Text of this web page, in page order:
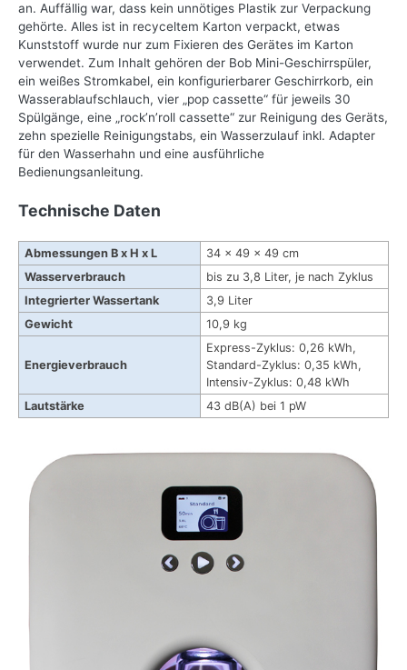
an. Auffällig war, dass kein unnötiges Plastik zur Verpackung
gehörte. Alles ist in recyceltem Karton verpackt, etwas
Kunststoff wurde nur zum Fixieren des Gerätes im Karton
verwendet. Zum Inhalt gehören der Bob Mini-Geschirrspüler,
ein weißes Stromkabel, ein konfigurierbarer Geschirrkorb, ein
Wasserablaufschlauch, vier „pop cassette“ für jeweils 30
Spülgänge, eine „rock’n’roll cassette“ zur Reinigung des Geräts,
zehn spezielle Reinigungstabs, ein Wasserzulauf inkl. Adapter
für den Wasserhahn und eine ausführliche
Bedienungsanleitung.
Technische Daten
Abmessungen B x H x L
34 x 49 x 49 cm
Wasserverbrauch
bis zu 3,8 Liter, je nach Zyklus
Integrierter Wassertank
3,9 Liter
Gewicht
10,9 kg
Energieverbrauch
Express-Zyklus: 0,26 kWh,
Standard-Zyklus: 0,35 kWh,
Intensiv-Zyklus: 0,48 kWh
Lautstärke
43 dB(A) bei 1 pW